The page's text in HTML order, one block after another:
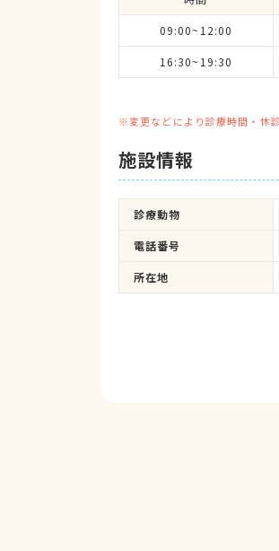
09:00~12:00
16:30~19:30
※変更などにより診療時間・休
施設情報
診療動物
電話番号
所在地